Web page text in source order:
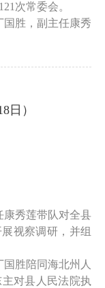
次常委会。
胜，副主任康秀
日）
秀莲带队对全县
视察调研，并组
胜陪同海北州人
对县人民法院执